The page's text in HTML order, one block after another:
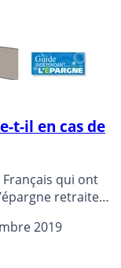
t-il en cas de
qui ont
2019